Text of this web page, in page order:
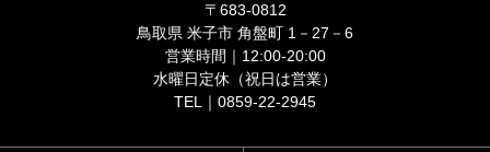
〒683-0812
鳥取県 米子市 角盤町 1－27－6
営業時間｜12:00-20:00
水曜日定休（祝日は営業）
TEL｜0859-22-2945